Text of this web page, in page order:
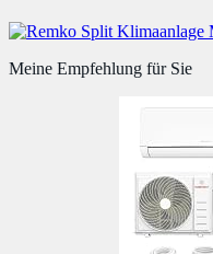
Meine Empfehlung für Sie